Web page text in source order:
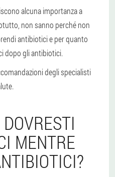
alcuna importanza a
non sanno perché non
antibiotici e per quanto
dopo gli antibiotici.
degli specialisti
MENTRE